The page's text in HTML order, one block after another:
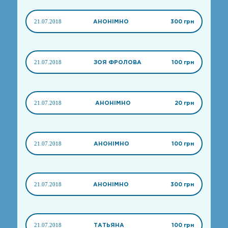
21.07.2018 АНОНІМНО 300 грн
21.07.2018 ЗОЯ ФРОЛОВА 100 грн
21.07.2018 АНОНІМНО 20 грн
21.07.2018 АНОНІМНО 100 грн
21.07.2018 АНОНІМНО 300 грн
21.07.2018 ТАТЬЯНА 100 грн